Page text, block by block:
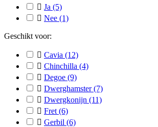
 Ja (5)
 Nee (1)
Geschikt voor:
 Cavia (12)
 Chinchilla (4)
 Degoe (9)
 Dwerghamster(7)
 Dwergkonijn (11)
 Fret (6)
 Gerbil (6)